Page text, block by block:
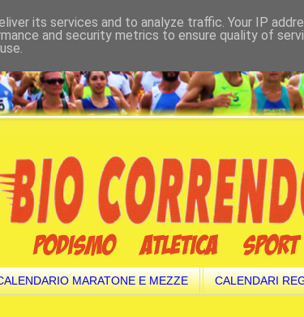
MARATONE E MEZZE CALENDARI
its services and to analyze traffic. Your IP
and security metrics to ensure quality of